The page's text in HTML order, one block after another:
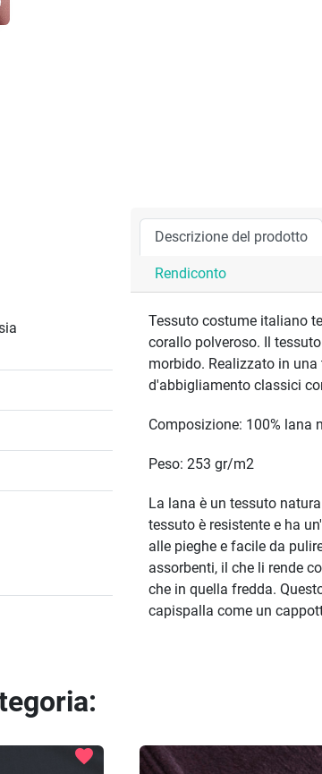
Descrizione del prodotto
Rendiconto
Tessuto costume italiano
corallo polveroso. Il
morbido. Realizzato in
d'abbigliamento classici
Composizione: 100% lana
Peso: 253 gr/m2
La lana è un tessuto
tessuto è resistente e ha
alle pieghe e facile da
assorbenti, il che li rende
che in quella fredda.
capispalla come un
favorite